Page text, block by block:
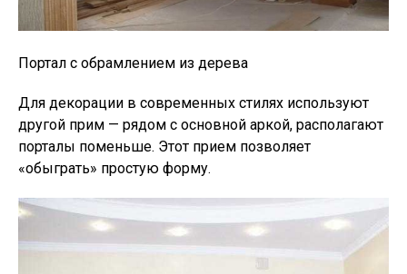
Портал с обрамлением из дерева
Для декорации в современных стилях используют
другой прим — рядом с основной аркой, располагают
порталы поменьше. Этот прием позволяет
«обыграть» простую форму.